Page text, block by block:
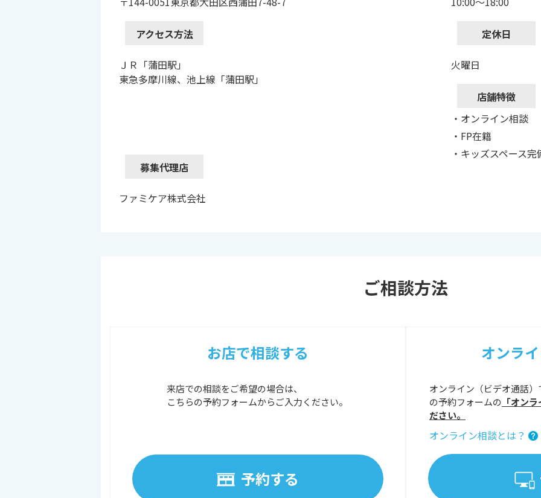
アクセス方法
ＪＲ「蒲田駅」
東急多摩川線、池上線「蒲田駅」
募集代理店
ファミケア株式会社
定休日
火曜日
店舗特徴
・オンライン相談
・FP在籍
・キッズスペース完
ご相談方法
お店で相談する
来店での相談をご希望の場合は、
こちらの予約フォームからご入力ください。
予約する
オンラ
オンライン（ビデオ通話
の予約フォームの 「オン
ださい。
オンライン相談とは？